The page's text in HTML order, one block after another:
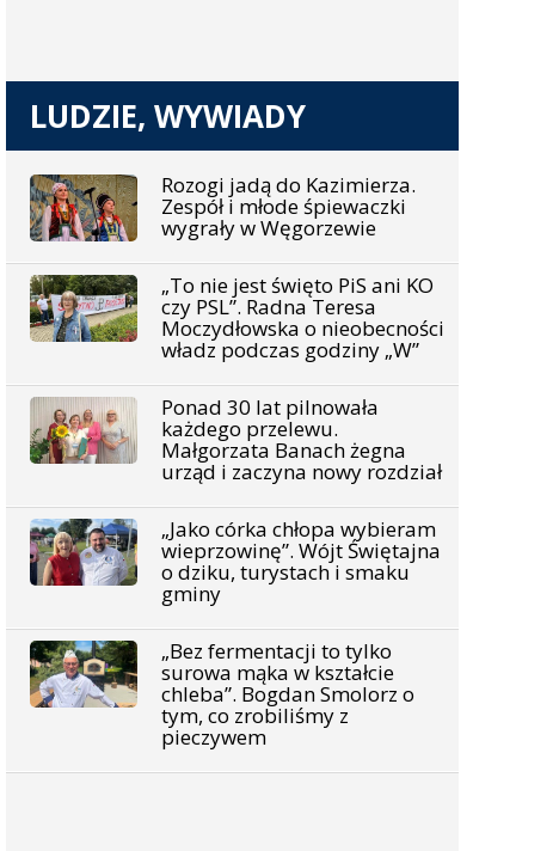
LUDZIE, WYWIADY
Rozogi jadą do Kazimierza.
Zespół i młode śpiewaczki
wygrały w Węgorzewie
„To nie jest święto PiS ani KO
czy PSL”. Radna Teresa
Moczydłowska o nieobecności
władz podczas godziny „W”
Ponad 30 lat pilnowała
każdego przelewu.
Małgorzata Banach żegna
urząd i zaczyna nowy rozdział
„Jako córka chłopa wybieram
wieprzowinę”. Wójt Świętajna
o dziku, turystach i smaku
gminy
„Bez fermentacji to tylko
surowa mąka w kształcie
chleba”. Bogdan Smolorz o
tym, co zrobiliśmy z
pieczywem